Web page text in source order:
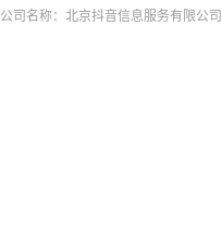
公司名称：北京抖音信息服务有限公司